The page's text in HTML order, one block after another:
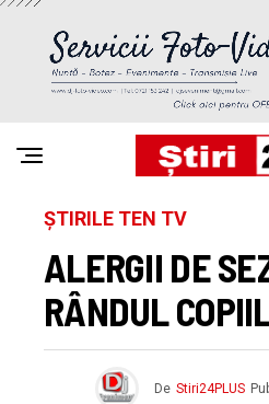
ȘTIRILE TEN TV
ALERGII DE
RÂNDUL
De Stiri24PLUS